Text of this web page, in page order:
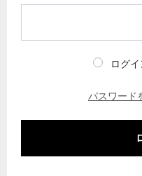
ログ
パスワード